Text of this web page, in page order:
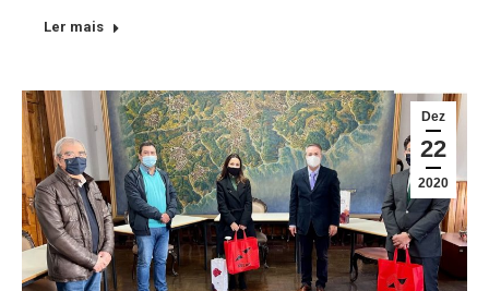
Ler mais
Dez
22
2020